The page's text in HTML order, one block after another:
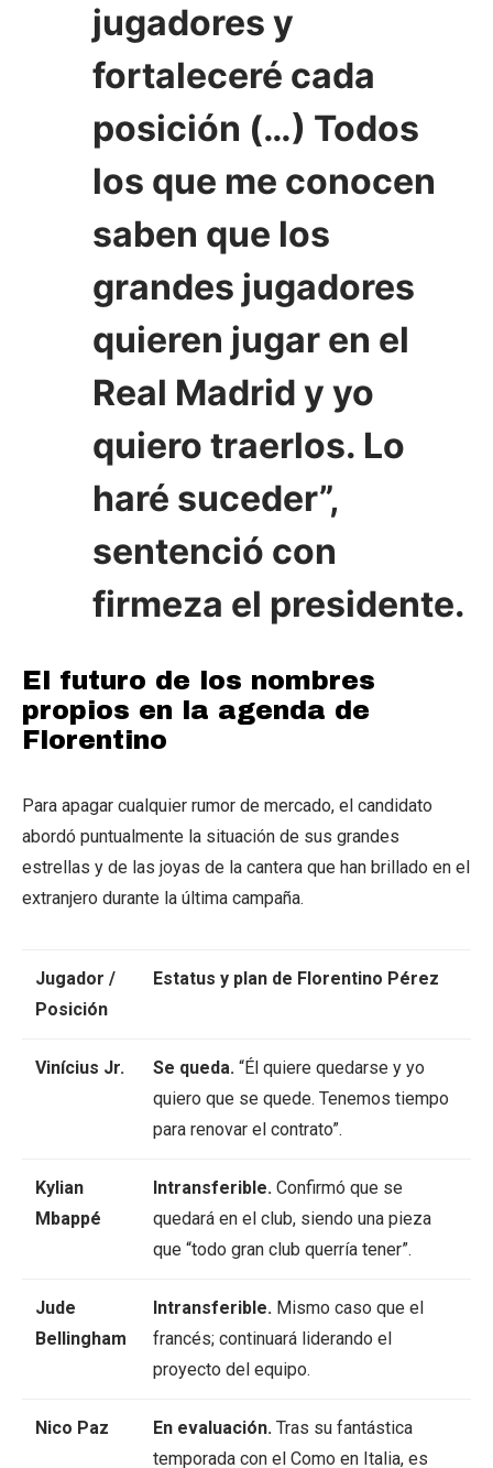
jugadores y
fortaleceré cada
posición (…) Todos
los que me conocen
saben que los
grandes jugadores
quieren jugar en el
Real Madrid y yo
quiero traerlos. Lo
haré suceder”,
sentenció con
firmeza el presidente.
El futuro de los nombres
propios en la agenda de
Florentino
Para apagar cualquier rumor de mercado, el candidato
abordó puntualmente la situación de sus grandes
estrellas y de las joyas de la cantera que han brillado en el
extranjero durante la última campaña.
Jugador /
Posición
Estatus y plan de Florentino Pérez
Vinícius Jr. Se queda. “Él quiere quedarse y yo
quiero que se quede. Tenemos tiempo
para renovar el contrato”.
Kylian
Mbappé
Intransferible. Confirmó que se
quedará en el club, siendo una pieza
que “todo gran club querría tener”.
Jude
Bellingham
Intransferible. Mismo caso que el
francés; continuará liderando el
proyecto del equipo.
Nico Paz En evaluación. Tras su fantástica
temporada con el Como en Italia, es